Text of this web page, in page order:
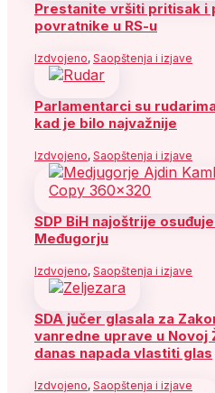
Prestanite vršiti pritisak i
povratnike u RS-u
Izdvojeno, Saopštenja i izjave
Parlamentarci su
kad je bilo najvažnije
Izdvojeno, Saopštenja i izjave
SDP BiH najoštrije
Međugorju
Izdvojeno, Saopštenja i izjave
SDA jučer glasala za
vanredne uprave u Novoj
danas napada vlastiti glas
Izdvojeno, Saopštenja i izjave